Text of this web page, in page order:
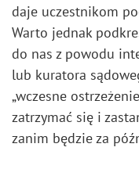
daje uczestnikom
Warto jednak
do nas z powodu
lub kuratora
„wczesne
zatrzymać się i
zanim będzie za